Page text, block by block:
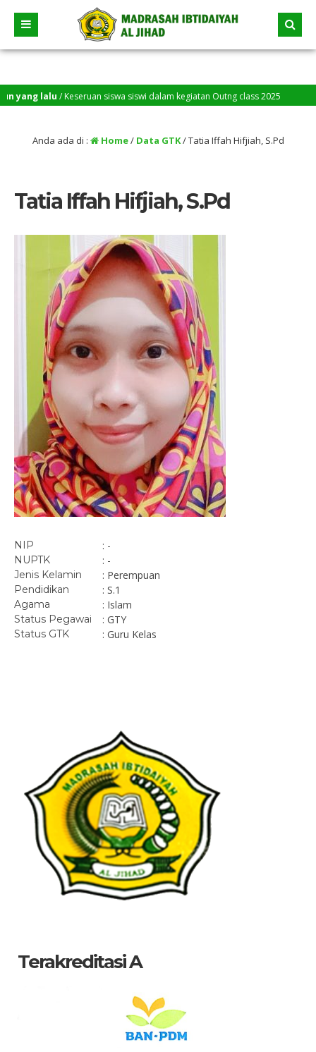
lalu/ Keseruan siswa siswi dalam kegiatan Outng class 2025
Anda ada di : Home/ Data GTK/Tatia Iffah Hifjiah, S.Pd
Tatia Iffah Hifjiah, S.Pd
NIP : -
NUPTK : -
Jenis Kelamin : Perempuan
Pendidikan : S.1
Agama : Islam
Status Pegawai : GTY
Status GTK : Guru Kelas
Terakreditasi A